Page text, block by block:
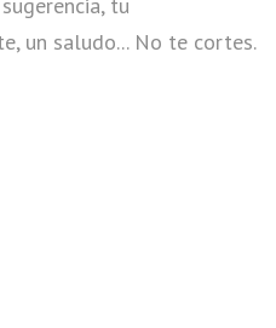
un saludo... No te cortes.